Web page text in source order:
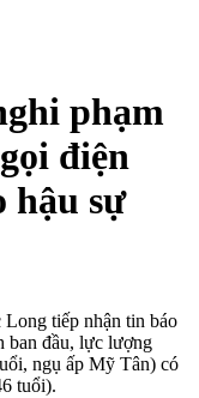
phạm
điện
hậu sự
tiếp nhận tin báo
ban đầu, lực lượng
ngụ ấp Mỹ Tân) có
tuổi).